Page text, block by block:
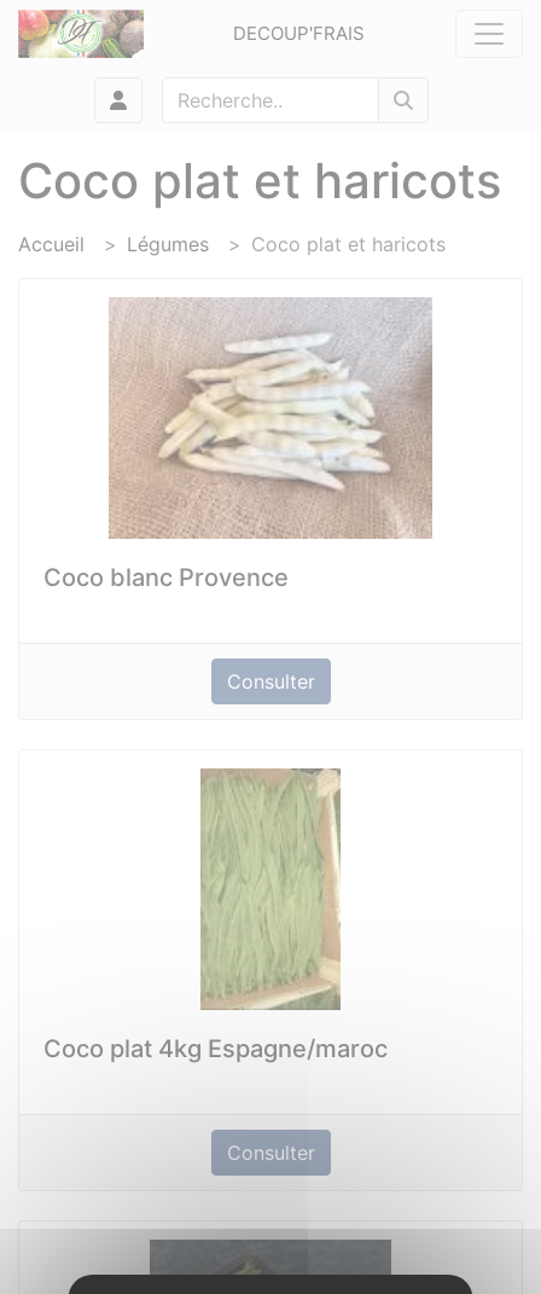
DECOUP'FRAIS
Coco plat et haricots
Accueil Légumes Coco plat et haricots
Coco blanc Provence
Consulter
Coco plat 4kg Espagne/maroc
Consulter
Panneau de gestion des cookies